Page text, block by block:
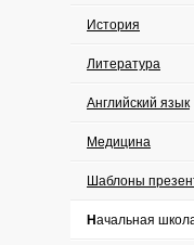
История
Литература
Английский язык
Медицина
Шаблоны
Начальная